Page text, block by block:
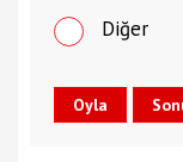
Diğer